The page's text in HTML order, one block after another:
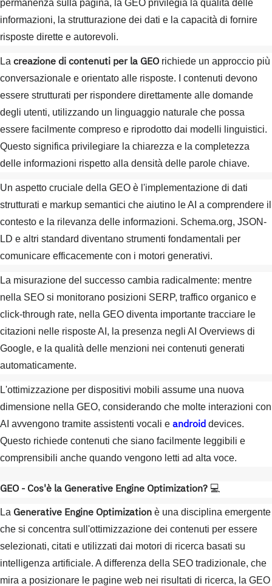
permanenza sulla pagina, la GEO privilegia la qualità delle
informazioni, la strutturazione dei dati e la capacità di fornire
risposte dirette e autorevoli.
La creazione di contenuti per la GEO richiede un approccio più
conversazionale e orientato alle risposte. I contenuti devono
essere strutturati per rispondere direttamente alle domande
degli utenti, utilizzando un linguaggio naturale che possa
essere facilmente compreso e riprodotto dai modelli linguistici.
Questo significa privilegiare la chiarezza e la completezza
delle informazioni rispetto alla densità delle parole chiave.
Un aspetto cruciale della GEO è l'implementazione di dati
strutturati e markup semantici che aiutino le AI a comprendere il
contesto e la rilevanza delle informazioni. Schema.org, JSON-
LD e altri standard diventano strumenti fondamentali per
comunicare efficacemente con i motori generativi.
La misurazione del successo cambia radicalmente: mentre
nella SEO si monitorano posizioni SERP, traffico organico e
click-through rate, nella GEO diventa importante tracciare le
citazioni nelle risposte AI, la presenza negli AI Overviews di
Google, e la qualità delle menzioni nei contenuti generati
automaticamente.
L'ottimizzazione per dispositivi mobili assume una nuova
dimensione nella GEO, considerando che molte interazioni con
AI avvengono tramite assistenti vocali e android devices.
Questo richiede contenuti che siano facilmente leggibili e
comprensibili anche quando vengono letti ad alta voce.
GEO - Cos'è la Generative Engine Optimization? 💻
La Generative Engine Optimization è una disciplina emergente
che si concentra sull'ottimizzazione dei contenuti per essere
selezionati, citati e utilizzati dai motori di ricerca basati su
intelligenza artificiale. A differenza della SEO tradizionale, che
mira a posizionare le pagine web nei risultati di ricerca, la GEO